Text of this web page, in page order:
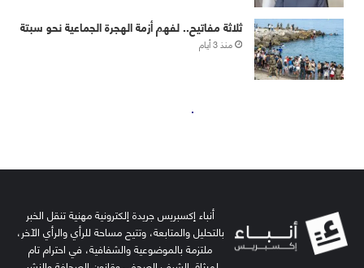
أنباء إكسبريس جريدة إلكترونية مهنية تنقل الخبر
بالتحليل والمتابعة، وتتيح مساحة للرأي والرأي الآخر،
ملتزمة بالموضوعية والشفافية، في احترام تام